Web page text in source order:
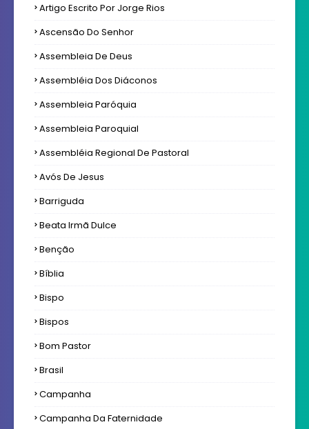
Artigo Escrito Por Jorge Rios
Ascensão Do Senhor
Assembleia De Deus
Assembléia Dos Diáconos
Assembleia Paróquia
Assembleia Paroquial
Assembléia Regional De Pastoral
Avós De Jesus
Barriguda
Beata Irmã Dulce
Benção
Bíblia
Bispo
Bispos
Bom Pastor
Brasil
Campanha
Campanha Da Faternidade